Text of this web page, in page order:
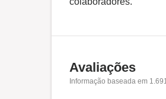
Avaliações
Informação baseada em